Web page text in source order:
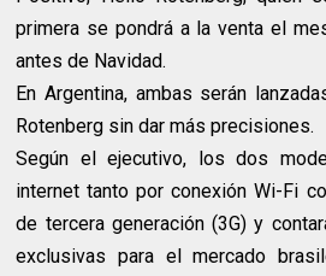
primera se pondrá a la venta el
antes de Navidad.
En Argentina, ambas serán
Rotenberg sin dar más precisiones.
Según el ejecutivo, los dos
internet tanto por conexión Wi-Fi
de tercera generación (3G) y
exclusivas para el mercado